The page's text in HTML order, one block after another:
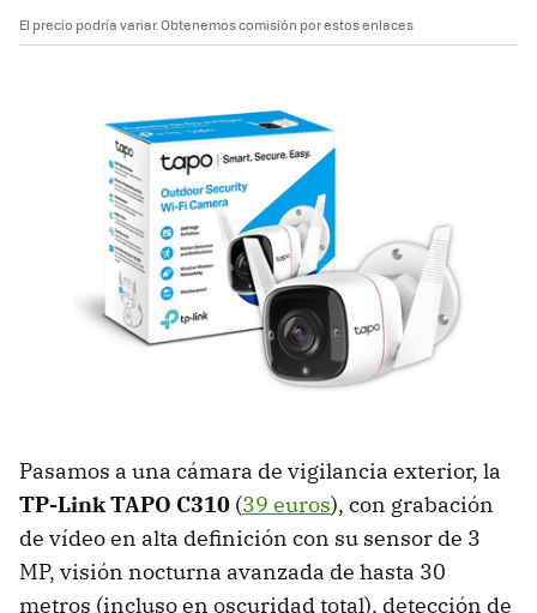
El precio podría variar. Obtenemos comisión por estos enlaces
Pasamos a una cámara de vigilancia exterior, la
TP-Link TAPO C310 (39 euros), con grabación
de vídeo en alta definición con su sensor de 3
MP, visión nocturna avanzada de hasta 30
metros (incluso en oscuridad total), detección de